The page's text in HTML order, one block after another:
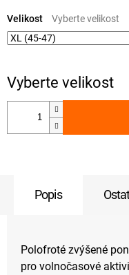
cena:
Velikost
Popis
Polofroté zvýšené
pro volnočasové